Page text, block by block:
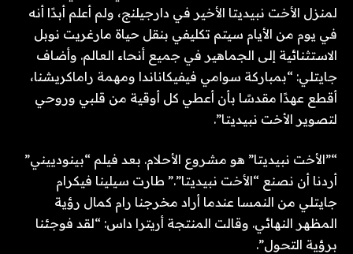
لمنزل الأخت نبيديتا الأخير في دارجيلنج، ولم أعلم أبدًا أنه
في يوم من الأيام سيتم تكليفي بنقل حياة مارغريت نوبل
الاستثنائية إلى الجماهير في جميع أنحاء العالم. وأضاف
جايتلي: “بمباركة سوامي فيفيكاناندا ومهمة راماكريشنا،
أقطع عهدًا مقدسًا بأن أعطي كل أوقية من قلبي وروحي
لتصوير الأخت نبيديتا”.
“”الأخت نبيديتا” هو مشروع الأحلام. بعد فيلم “بينودييني”
أردنا أن نصنع “الأخت نبيديتا”.” طارت سيلينا فيكرام
جايتلي من النمسا عندما أراد مخرجنا رام كمال رؤية
المظهر النهائي. وقالت المنتجة أريترا داس: “لقد فوجئنا
برؤية التحول”.